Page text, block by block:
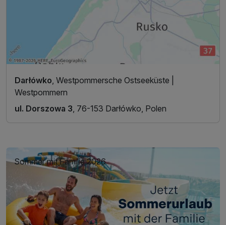
Darłówko , Westpommersche Ostseeküste |
Westpommern
ul. Dorszowa 3 , 76-153 Darłówko, Polen
Sommer mit Familie 2026